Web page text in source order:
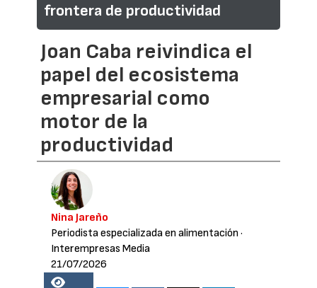
frontera de productividad
Joan Caba reivindica el
papel del ecosistema
empresarial como
motor de la
productividad
Nina Jareño
Periodista especializada en alimentación ·
Interempresas Media
21/07/2026